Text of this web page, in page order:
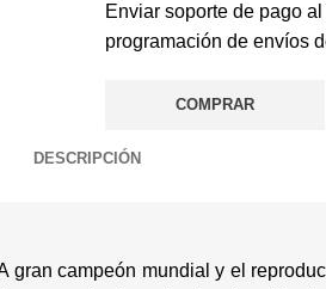
Enviar soporte de pago al
programación de envíos
COMPRAR
DESCRIPCIÓN
campeón mundial y el